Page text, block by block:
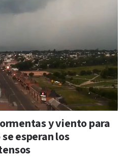
y viento para
esperan los